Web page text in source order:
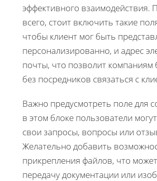
эффективного взаимодействия.
всего, стоит включить такие
чтобы клиент мог быть
персонализированно, и адрес
почты, что позволит компаниям
без посредников связаться с
Важно предусмотреть поле для
в этом блоке пользователи
свои запросы, вопросы или
Желательно добавить
прикрепления файлов, что
передачу документации или